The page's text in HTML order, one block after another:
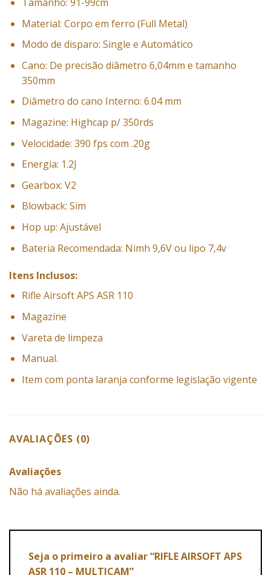
Material: Corpo em ferro (Full Metal)
Modo de disparo: Single e Automático
Cano: De precisão diâmetro 6,04mm e tamanho
350mm
Diâmetro do cano Interno: 6.04 mm
Magazine: Highcap p/ 350rds
Velocidade: 390 fps com .20g
Energia: 1.2J
Gearbox: V2
Blowback: Sim
Hop up: Ajustável
Bateria Recomendada: Nimh 9,6V ou lipo 7,4v
Itens Inclusos:
Rifle Airsoft APS ASR 110
Magazine
Vareta de limpeza
Manual.
Item com ponta laranja conforme legislação vigente
AVALIAÇÕES (0)
Avaliações
Não há avaliações ainda.
Seja o primeiro a avaliar “RIFLE AIRSOFT APS
ASR 110 – MULTICAM”